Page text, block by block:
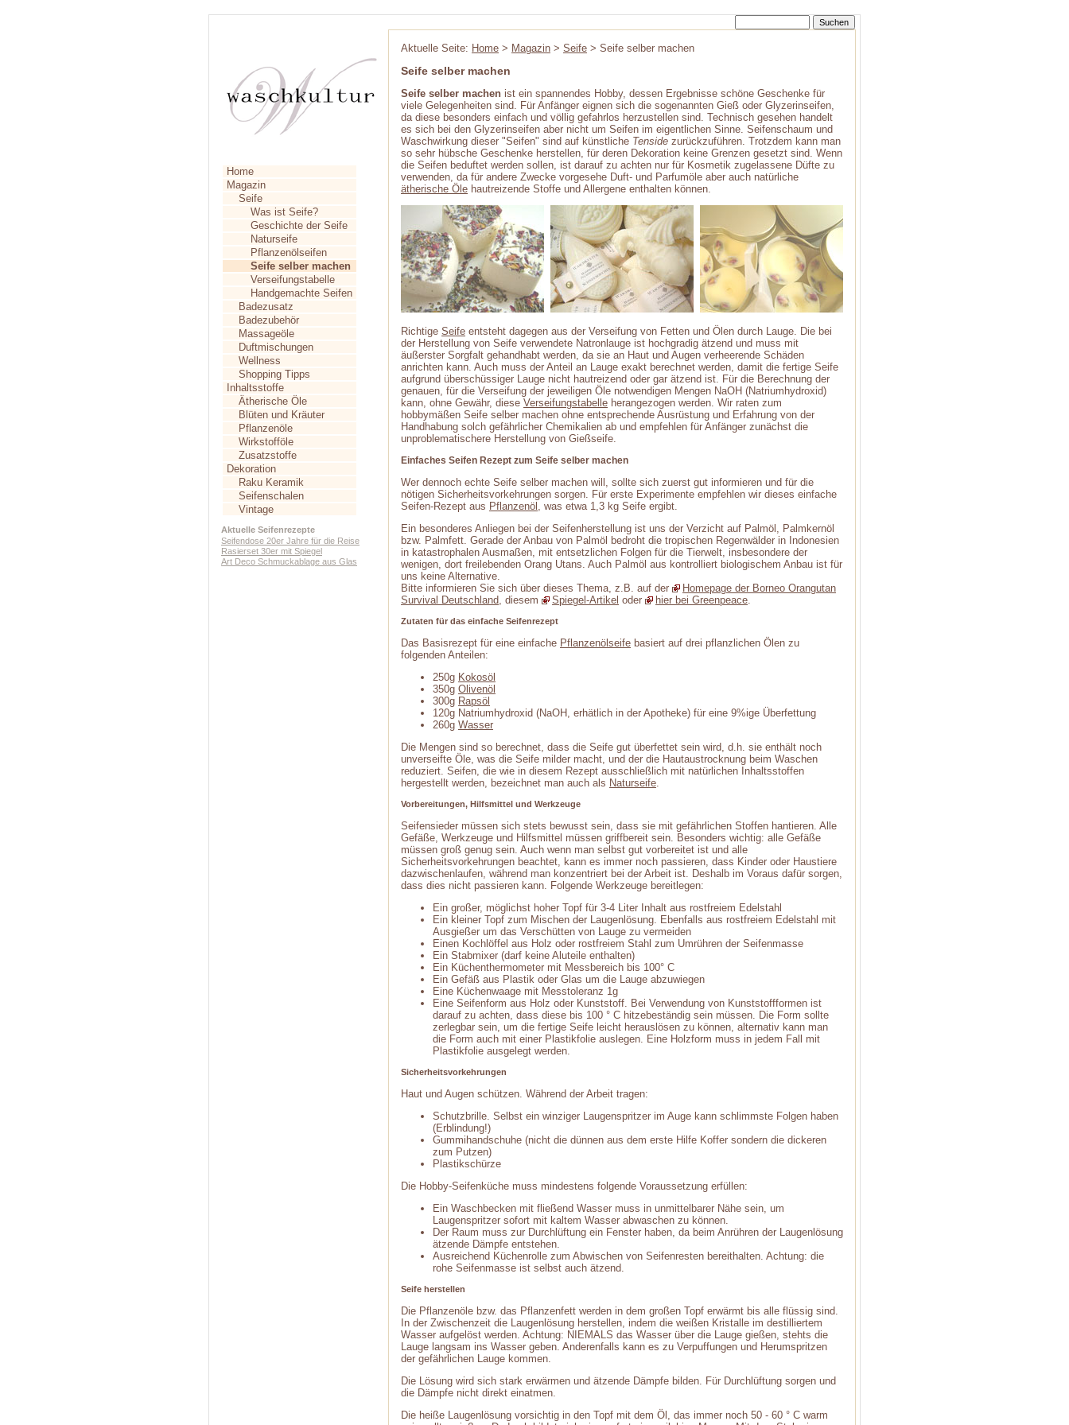
Home
Magazin
Seife
Was ist Seife?
Geschichte der Seife
Naturseife
Pflanzenölseifen
Seife selber machen
Verseifungstabelle
Handgemachte Seifen
Badezusatz
Badezubehör
Massageöle
Duftmischungen
Wellness
Shopping Tipps
Inhaltsstoffe
Ätherische Öle
Blüten und Kräuter
Pflanzenöle
Wirkstofföle
Zusatzstoffe
Dekoration
Raku Keramik
Seifenschalen
Vintage
Aktuelle Seifenrezepte
Seifendose 20er Jahre für die Reise
Rasierset 30er mit Spiegel
Art Deco Schmuckablage aus Glas
Aktuelle Seite: Home > Magazin > Seife > Seife selber machen
Seife selber machen
Seife selber machen ist ein spannendes Hobby, dessen Ergebnisse schöne Geschenke für
viele Gelegenheiten sind. Für Anfänger eignen sich die sogenannten Gieß oder Glyzerinseifen,
da diese besonders einfach und völlig gefahrlos herzustellen sind. Technisch gesehen handelt
es sich bei den Glyzerinseifen aber nicht um Seifen im eigentlichen Sinne. Seifenschaum und
Waschwirkung dieser "Seifen" sind auf künstliche Tenside zurückzuführen. Trotzdem kann man
so sehr hübsche Geschenke herstellen, für deren Dekoration keine Grenzen gesetzt sind. Wenn
die Seifen beduftet werden sollen, ist darauf zu achten nur für Kosmetik zugelassene Düfte zu
verwenden, da für andere Zwecke vorgesehe Duft- und Parfumöle aber auch natürliche
ätherische Öle hautreizende Stoffe und Allergene enthalten können.
Richtige Seife entsteht dagegen aus der Verseifung von Fetten und Ölen durch Lauge. Die bei
der Herstellung von Seife verwendete Natronlauge ist hochgradig ätzend und muss mit
äußerster Sorgfalt gehandhabt werden, da sie an Haut und Augen verheerende Schäden
anrichten kann. Auch muss der Anteil an Lauge exakt berechnet werden, damit die fertige Seife
aufgrund überschüssiger Lauge nicht hautreizend oder gar ätzend ist. Für die Berechnung der
genauen, für die Verseifung der jeweiligen Öle notwendigen Mengen NaOH (Natriumhydroxid)
kann, ohne Gewähr, diese Verseifungstabelle herangezogen werden. Wir raten zum
hobbymäßen Seife selber machen ohne entsprechende Ausrüstung und Erfahrung von der
Handhabung solch gefährlicher Chemikalien ab und empfehlen für Anfänger zunächst die
unproblematischere Herstellung von Gießseife.
Einfaches Seifen Rezept zum Seife selber machen
Wer dennoch echte Seife selber machen will, sollte sich zuerst gut informieren und für die
nötigen Sicherheitsvorkehrungen sorgen. Für erste Experimente empfehlen wir dieses einfache
Seifen-Rezept aus Pflanzenöl , was etwa 1,3 kg Seife ergibt.
Ein besonderes Anliegen bei der Seifenherstellung ist uns der Verzicht auf Palmöl, Palmkernöl
bzw. Palmfett. Gerade der Anbau von Palmöl bedroht die tropischen Regenwälder in Indonesien
in katastrophalen Ausmaßen, mit entsetzlichen Folgen für die Tierwelt, insbesondere der
wenigen, dort freilebenden Orang Utans. Auch Palmöl aus kontrolliert biologischem Anbau ist für
uns keine Alternative.
Bitte informieren Sie sich über dieses Thema, z.B. auf der
Homepage der Borneo Orangutan
Survival Deutschland, diesem Spiegel-Artikel oder hier bei Greenpeace.
Zutaten für das einfache Seifenrezept
Das Basisrezept für eine einfache Pflanzenölseife basiert auf drei pflanzlichen Ölen zu
folgenden Anteilen:
250g Kokosöl
350g Olivenöl
300g Rapsöl
120g Natriumhydroxid (NaOH, erhätlich in der Apotheke) für eine 9%ige Überfettung
260g Wasser
Die Mengen sind so berechnet, dass die Seife gut überfettet sein wird, d.h. sie enthält noch
unverseifte Öle, was die Seife milder macht, und der die Hautaustrocknung beim Waschen
reduziert. Seifen, die wie in diesem Rezept ausschließlich mit natürlichen Inhaltsstoffen
hergestellt werden, bezeichnet man auch als Naturseife.
Vorbereitungen, Hilfsmittel und Werkzeuge
Seifensieder müssen sich stets bewusst sein, dass sie mit gefährlichen Stoffen hantieren. Alle
Gefäße, Werkzeuge und Hilfsmittel müssen griffbereit sein. Besonders wichtig: alle Gefäße
müssen groß genug sein. Auch wenn man selbst gut vorbereitet ist und alle
Sicherheitsvorkehrungen beachtet, kann es immer noch passieren, dass Kinder oder Haustiere
dazwischenlaufen, während man konzentriert bei der Arbeit ist. Deshalb im Voraus dafür sorgen,
dass dies nicht passieren kann. Folgende Werkzeuge bereitlegen:
Ein großer, möglichst hoher Topf für 3-4 Liter Inhalt aus rostfreiem Edelstahl
Ein kleiner Topf zum Mischen der Laugenlösung. Ebenfalls aus rostfreiem Edelstahl mit
Ausgießer um das Verschütten von Lauge zu vermeiden
Einen Kochlöffel aus Holz oder rostfreiem Stahl zum Umrühren der Seifenmasse
Ein Stabmixer (darf keine Aluteile enthalten)
Ein Küchenthermometer mit Messbereich bis 100° C
Ein Gefäß aus Plastik oder Glas um die Lauge abzuwiegen
Eine Küchenwaage mit Messtoleranz 1g
Eine Seifenform aus Holz oder Kunststoff. Bei Verwendung von Kunststoffformen ist
darauf zu achten, dass diese bis 100 ° C hitzebeständig sein müssen. Die Form sollte
zerlegbar sein, um die fertige Seife leicht herauslösen zu können, alternativ kann man
die Form auch mit einer Plastikfolie auslegen. Eine Holzform muss in jedem Fall mit
Plastikfolie ausgelegt werden.
Sicherheitsvorkehrungen
Haut und Augen schützen. Während der Arbeit tragen:
Schutzbrille. Selbst ein winziger Laugenspritzer im Auge kann schlimmste Folgen haben
(Erblindung!)
Gummihandschuhe (nicht die dünnen aus dem erste Hilfe Koffer sondern die dickeren
zum Putzen)
Plastikschürze
Die Hobby-Seifenküche muss mindestens folgende Voraussetzung erfüllen:
Ein Waschbecken mit fließend Wasser muss in unmittelbarer Nähe sein, um
Laugenspritzer sofort mit kaltem Wasser abwaschen zu können.
Der Raum muss zur Durchlüftung ein Fenster haben, da beim Anrühren der Laugenlösung
ätzende Dämpfe entstehen.
Ausreichend Küchenrolle zum Abwischen von Seifenresten bereithalten. Achtung: die
rohe Seifenmasse ist selbst auch ätzend.
Seife herstellen
Die Pflanzenöle bzw. das Pflanzenfett werden in dem großen Topf erwärmt bis alle flüssig sind.
In der Zwischenzeit die Laugenlösung herstellen, indem die weißen Kristalle im destilliertem
Wasser aufgelöst werden. Achtung: NIEMALS das Wasser über die Lauge gießen, stehts die
Lauge langsam ins Wasser geben. Anderenfalls kann es zu Verpuffungen und Herumspritzen
der gefährlichen Lauge kommen.
Die Lösung wird sich stark erwärmen und ätzende Dämpfe bilden. Für Durchlüftung sorgen und
die Dämpfe nicht direkt einatmen.
Die heiße Laugenlösung vorsichtig in den Topf mit dem Öl, das immer noch 50 - 60 ° C warm